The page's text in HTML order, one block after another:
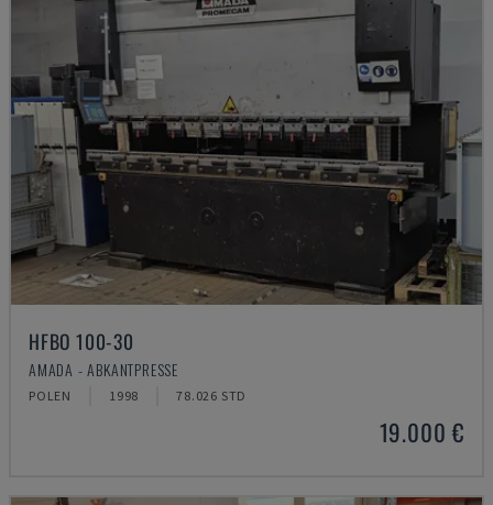
HFBO 100-30
AMADA - ABKANTPRESSE
POLEN 1998 78.026 STD
19.000 €